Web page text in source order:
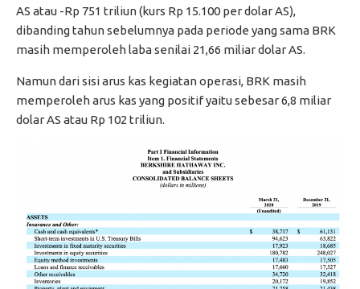
AS atau -Rp 751 triliun (kurs Rp 15.100 per dolar AS),
dibanding tahun sebelumnya pada periode yang sama BRK
masih memperoleh laba senilai 21,66 miliar dolar AS.
Namun dari sisi arus kas kegiatan operasi, BRK masih
memperoleh arus kas yang positif yaitu sebesar 6,8 miliar
dolar AS atau Rp 102 triliun.